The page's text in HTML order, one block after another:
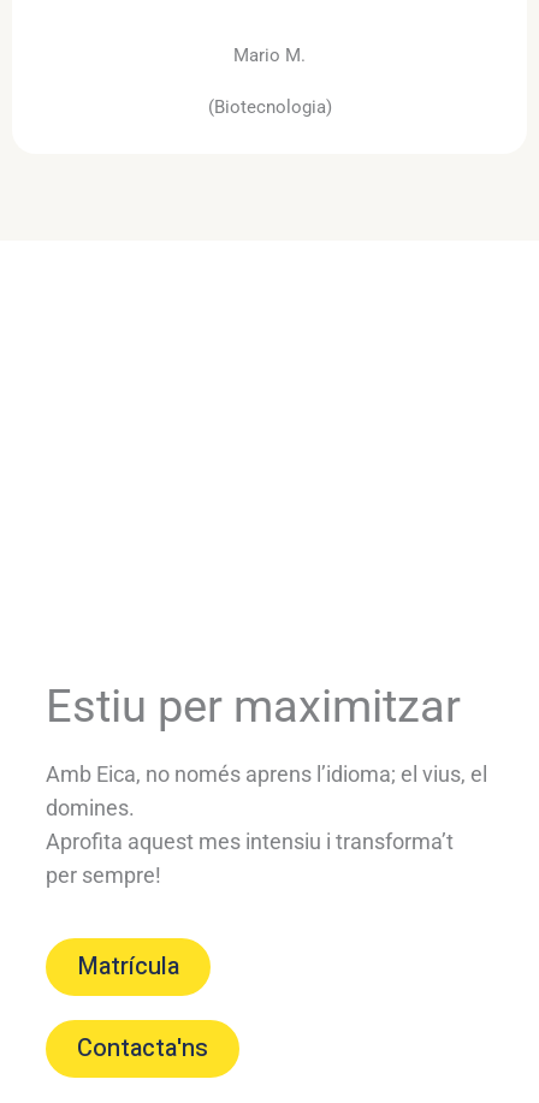
Mario M.
(Biotecnologia)
Estiu per maximitzar
Amb Eica, no només aprens l’idioma; el vius, el
domines.
Aprofita aquest mes intensiu i transforma’t
per sempre!
Matrícula
Contacta'ns